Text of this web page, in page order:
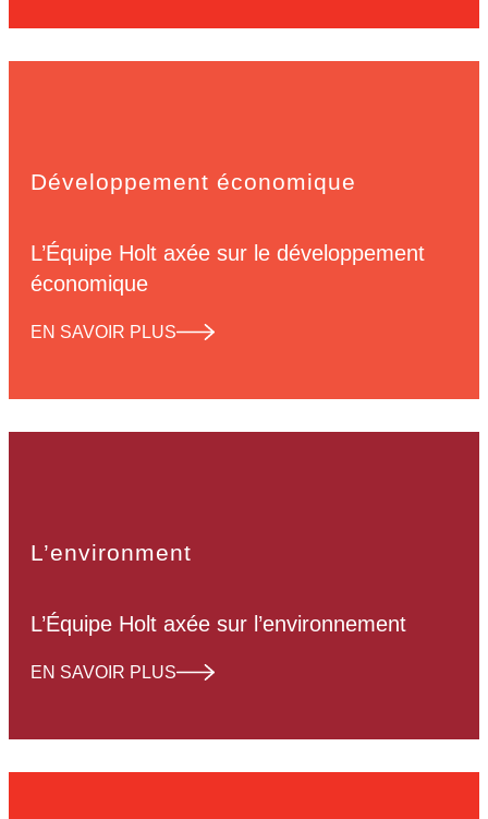
Développement économique
L’Équipe Holt axée sur le développement
économique
EN SAVOIR PLUS
L’environment
L’Équipe Holt axée sur l’environnement
EN SAVOIR PLUS